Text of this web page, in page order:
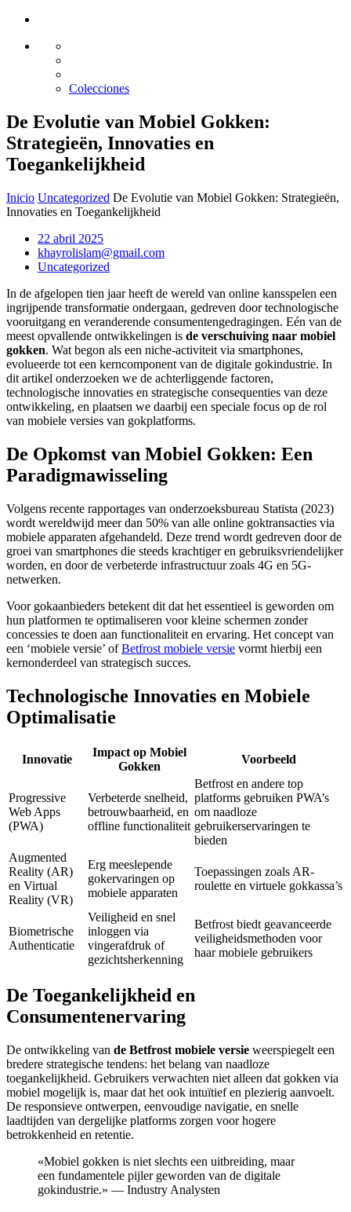
Colecciones
De Evolutie van Mobiel Gokken:
Strategieën, Innovaties en
Toegankelijkheid
Inicio Uncategorized De Evolutie van Mobiel Gokken: Strategieën,
Innovaties en Toegankelijkheid
22 abril 2025
khayrolislam@gmail.com
Uncategorized
In de afgelopen tien jaar heeft de wereld van online kansspelen een
ingrijpende transformatie ondergaan, gedreven door technologische
vooruitgang en veranderende consumentengedragingen. Eén van de
meest opvallende ontwikkelingen is de verschuiving naar mobiel
gokken. Wat begon als een niche-activiteit via smartphones,
evolueerde tot een kerncomponent van de digitale gokindustrie. In
dit artikel onderzoeken we de achterliggende factoren,
technologische innovaties en strategische consequenties van deze
ontwikkeling, en plaatsen we daarbij een speciale focus op de rol
van mobiele versies van gokplatforms.
De Opkomst van Mobiel Gokken: Een
Paradigmawisseling
Volgens recente rapportages van onderzoeksbureau Statista (2023)
wordt wereldwijd meer dan 50% van alle online goktransacties via
mobiele apparaten afgehandeld. Deze trend wordt gedreven door de
groei van smartphones die steeds krachtiger en gebruiksvriendelijker
worden, en door de verbeterde infrastructuur zoals 4G en 5G-
netwerken.
Voor gokaanbieders betekent dit dat het essentieel is geworden om
hun platformen te optimaliseren voor kleine schermen zonder
concessies te doen aan functionaliteit en ervaring. Het concept van
een ‘mobiele versie’ ofBetfrost mobiele versie vormt hierbij een
kernonderdeel van strategisch succes.
Technologische Innovaties en Mobiele
Optimalisatie
Innovatie
Impact op Mobiel
Gokken
Voorbeeld
Progressive
Web Apps
(PWA)
Verbeterde snelheid,
betrouwbaarheid, en
offline functionaliteit
Betfrost en andere top
platforms gebruiken PWA’s
om naadloze
gebruikerservaringen te
bieden
Augmented
Reality (AR)
en Virtual
Reality (VR)
Erg meeslepende
gokervaringen op
mobiele apparaten
Toepassingen zoals AR-
roulette en virtuele gokkassa’s
Biometrische
Authenticatie
Veiligheid en snel
inloggen via
vingerafdruk of
gezichtsherkenning
Betfrost biedt geavanceerde
veiligheidsmethoden voor
haar mobiele gebruikers
De Toegankelijkheid en
Consumentenervaring
De ontwikkeling van de Betfrost mobiele versie weerspiegelt een
bredere strategische tendens: het belang van naadloze
toegankelijkheid. Gebruikers verwachten niet alleen dat gokken via
mobiel mogelijk is, maar dat het ook intuïtief en plezierig aanvoelt.
De responsieve ontwerpen, eenvoudige navigatie, en snelle
laadtijden van dergelijke platforms zorgen voor hogere
betrokkenheid en retentie.
«Mobiel gokken is niet slechts een uitbreiding, maar
een fundamentele pijler geworden van de digitale
gokindustrie.» — Industry Analysten